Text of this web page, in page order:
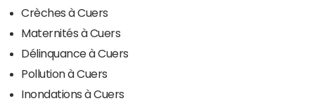
Crèches à Cuers
Maternités à Cuers
Délinquance à Cuers
Pollution à Cuers
Inondations à Cuers